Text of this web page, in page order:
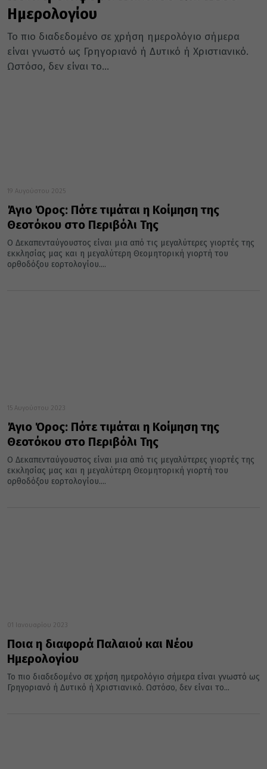
Ημερολογίου
Το πιο διαδεδομένο σε χρήση ημερολόγιο σήμερα
είναι γνωστό ως Γρηγοριανό ή Δυτικό ή Χριστιανικό.
Ωστόσο, δεν είναι το...
19 Αυγούστου 2025
Άγιο Όρος: Πότε τιμάται η Κοίμηση της
Θεοτόκου στο Περιβόλι Της
Ο Δεκαπενταύγουστος είναι μια από τις μεγαλύτερες γιορτές της
εκκλησίας μας και η μεγαλύτερη Θεομητορική γιορτή του
ορθοδόξου εορτολογίου....
15 Αυγούστου 2023
Άγιο Όρος: Πότε τιμάται η Κοίμηση της
Θεοτόκου στο Περιβόλι Της
Ο Δεκαπενταύγουστος είναι μια από τις μεγαλύτερες γιορτές της
εκκλησίας μας και η μεγαλύτερη Θεομητορική γιορτή του
ορθοδόξου εορτολογίου....
01 Ιανουαρίου 2023
Ποια η διαφορά Παλαιού και Νέου
Ημερολογίου
Το πιο διαδεδομένο σε χρήση ημερολόγιο σήμερα είναι γνωστό ως
Γρηγοριανό ή Δυτικό ή Χριστιανικό. Ωστόσο, δεν είναι το...